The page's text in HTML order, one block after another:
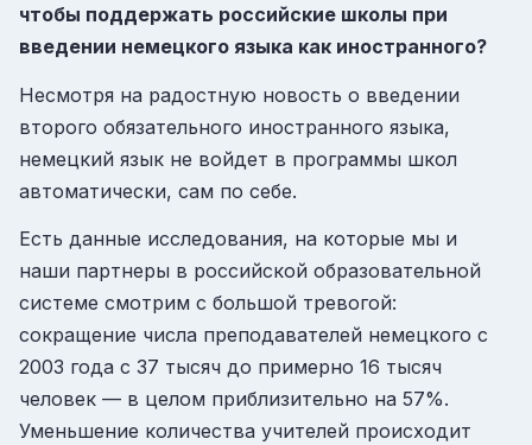
чтобы поддержать российские школы при
введении немецкого языка как иностранного?
Несмотря на радостную новость о введении
второго обязательного иностранного языка,
немецкий язык не войдет в программы школ
автоматически, сам по себе.
Есть данные исследования, на которые мы и
наши партнеры в российской образовательной
системе смотрим с большой тревогой:
сокращение числа преподавателей немецкого с
2003 года с 37 тысяч до примерно 16 тысяч
человек — в целом приблизительно на 57%.
Уменьшение количества учителей происходит